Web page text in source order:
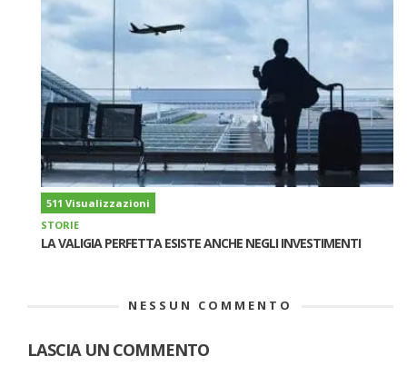
511 Visualizzazioni
STORIE
LA VALIGIA PERFETTA ESISTE ANCHE NEGLI INVESTIMENTI
NESSUN COMMENTO
LASCIA UN COMMENTO